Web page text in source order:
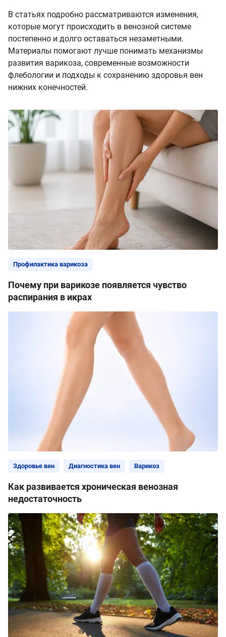
В статьях подробно рассматриваются изменения,
которые могут происходить в венозной системе
постепенно и долго оставаться незаметными.
Материалы помогают лучше понимать механизмы
развития варикоза, современные возможности
флебологии и подходы к сохранению здоровья вен
нижних конечностей.
Профилактика варикоза
Почему при варикозе появляется чувство
распирания в икрах
Здоровье вен Диагностика вен Варикоз
Как развивается хроническая венозная
недостаточность